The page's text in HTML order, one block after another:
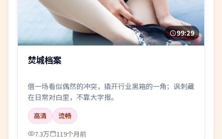
99:29
焚城档案
借一场看似偶然的冲突，撬开行业黑箱的一角；讽刺藏
在日常对白里，不靠大字报。
高清
流畅
7.3万
119个月前